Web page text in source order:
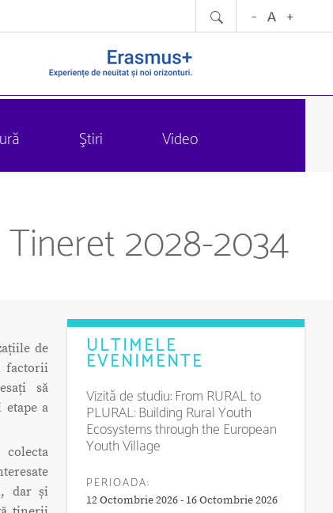
Ştiri Video
2028-2034
de
factorii
să
a
dar și
ULTIMELE
EVENIMENTE
Vizită de studiu: From RURAL to
PLURAL: Building Rural Youth
Ecosystems through the European
Youth Village
PERIOADA:
12 Octombrie 2026 - 16 Octombrie 2026